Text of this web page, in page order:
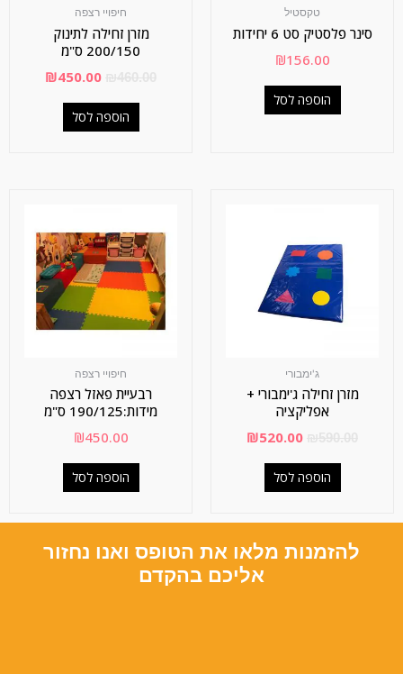
טקסטיל
סינר פלסטיק סט 6 יחידות
₪156.00
הוספה לסל
חיפויי רצפה
מזרן זחילה לתינוק
200/150 ס"מ
₪450.00
הוספה לסל
חיפויי רצפה
רבעיית פאזל רצפה
מידות:190/125 ס"מ
₪450.00
הוספה לסל
ג'ימבורי
מזרן זחילה ג'ימבורי +
אפליקציה
₪520.00
הוספה לסל
להזמנות מלאו את הטופס ואנו נחזור
אליכם בהקדם